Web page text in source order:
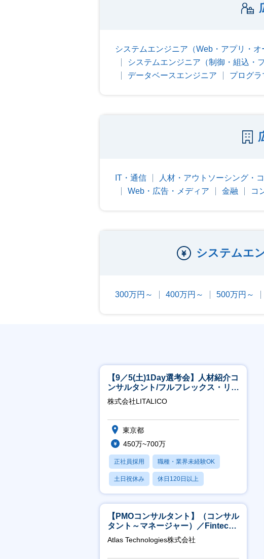
システムエンジニア（Web・アプリ・オ
システムエンジニア（制御・組込・
データベースエンジニア
プログラ
IT・通信 人材・アウトソーシング・
Web・広告・メディア
金融 コ
システムエ
300万円～ 400万円～ 500万円～
【9／5(土)1Day選考会】人材紹介コ
ンサルタント/フルフレックス・リモ
ート/育休最長6年取得可
株式会社LITALICO
東京都
450万~700万
正社員採用 職種・業界未経験OK
土日祝休み 休日120日以上
産休・育休あり
【PMOコンサルタント】（コンサル
タント～マネージャー）／Fintech
領域／設立5年弱で上場
Atlas Technologies株式会社